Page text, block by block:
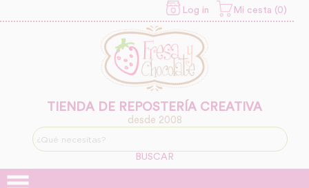
Log in Mi cesta (0)
TIENDA DE REPOSTERÍA CREATIVA
desde 2008
BUSCAR
INFORMACION SOBRE LA
PROTECCIÓN DE TUS
Legitimación:
Destinatarios: